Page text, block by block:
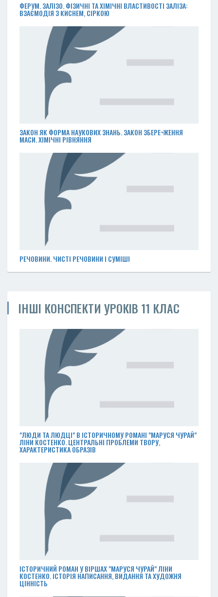
ФЕРУМ. ЗАЛІЗО. ФІЗИЧНІ ТА ХІМІЧНІ ВЛАСТИВОСТІ ЗАЛІЗА:
ВЗАЄМОДІЯ З КИСНЕМ, СІРКОЮ
ЗАКОН ЯК ФОРМА НАУКОВИХ ЗНАНЬ. ЗАКОН ЗБЕРЕ¬ЖЕННЯ
МАСИ. ХІМІЧНІ РІВНЯННЯ
РЕЧОВИНИ. ЧИСТІ РЕЧОВИНИ І СУМІШІ
ІНШІ КОНСПЕКТИ УРОКІВ 11 КЛАС
"ЛЮДИ ТА ЛЮДЦІ" В ІСТОРИЧНОМУ РОМАНІ "МАРУСЯ ЧУРАЙ"
ЛІНИ КОСТЕНКО. ЦЕНТРАЛЬНІ ПРОБЛЕМИ ТВОРУ,
ХАРАКТЕРИСТИКА ОБРАЗІВ
ІСТОРИЧНИЙ РОМАН У ВІРШАХ "МАРУСЯ ЧУРАЙ" ЛІНИ
КОСТЕНКО. ІСТОРІЯ НАПИСАННЯ, ВИДАННЯ ТА ХУДОЖНЯ
ЦІННІСТЬ